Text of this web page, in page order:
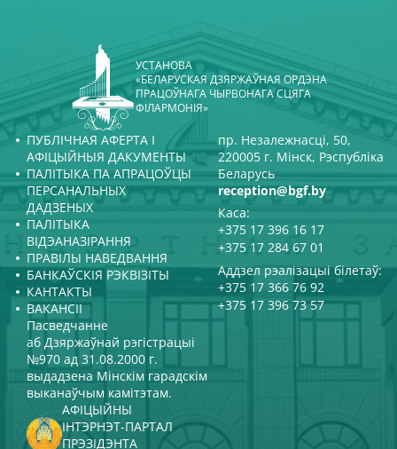
УСТАНОВА
«БЕЛАРУСКАЯ ДЗЯРЖАЎНАЯ ОРДЭНА
ПРАЦОЎНАГА ЧЫРВОНАГА СЦЯГА
ФІЛАРМОНІЯ»
ПУБЛІЧНАЯ АФЕРТА І
АФІЦЫЙНЫЯ ДАКУМЕНТЫ
ПАЛІТЫКА ПА АПРАЦОЎЦЫ
ПЕРСАНАЛЬНЫХ
ДАДЗЕНЫХ
ПАЛІТЫКА
ВІДЭАНАЗІРАННЯ
ПРАВІЛЫ НАВЕДВАННЯ
БАНКАЎСКІЯ РЭКВІЗІТЫ
КАНТАКТЫ
ВАКАНСІІ
пр. Незалежнасці, 50,
220005 г. Мінск, Рэспубліка
Беларусь
reception@bgf.by
Каса:
+375 17 396 16 17
+375 17 284 67 01
Аддзел рэалізацыі білетаў:
+375 17 366 76 92
+375 17 396 73 57
Пасведчанне
аб Дзяржаўнай рэгістрацыі
№970 ад 31.08.2000 г.
выдадзена Мінскім гарадскім
выканаўчым камітэтам.
АФІЦЫЙНЫ
ІНТЭРНЭТ-ПАРТАЛ
ПРЭЗІДЭНТА